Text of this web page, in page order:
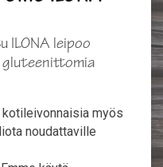
leipoo
kotileivonnaisia myös
noudattaville